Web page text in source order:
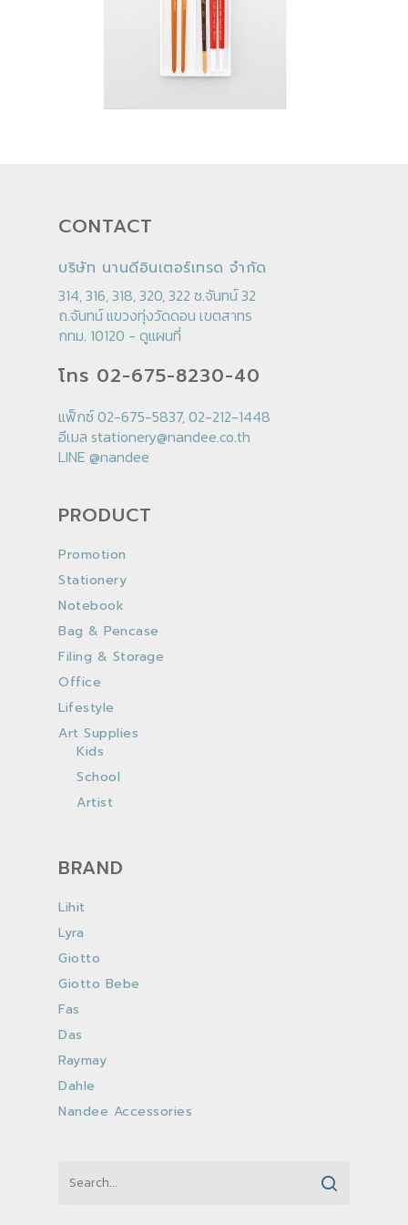
CONTACT
บริษัท นานดีอินเตอร์เทรด จำกัด
314, 316, 318, 320, 322 ซ.จันทน์ 32
ถ.จันทน์ แขวงทุ่งวัดดอน เขตสาทร
กทม. 10120 - ดูแผนที่
โทร 02-675-8230-40
แฟ็กซ์ 02-675-5837, 02-212-1448
อีเมล stationery@nandee.co.th
LINE @nandee
PRODUCT
Promotion
Stationery
Notebook
Bag & Pencase
Filing & Storage
Office
Lifestyle
Art Supplies
Kids
School
Artist
BRAND
Lihit
Lyra
Giotto
Giotto Bebe
Fas
Das
Raymay
Dahle
Nandee Accessories